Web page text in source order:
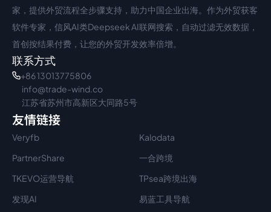
家，提供外贸流程全步骤支持，助力中国企业出海。作为外贸获客
软件专家，信风AI类Deepseek AI联网搜索，自动过滤无效数据，
首创按结果付费，让您的外贸开发效率倍增。
联系方式
+86 13013775806
info@trade-wind.co
江苏省苏州市高新区大同路5号
友情链接
Veryfb
Kalodata
PartnerShare
一合跨境
TKEVO运营导航
TPsea跨境出海
发现AI
易蓝工具导航